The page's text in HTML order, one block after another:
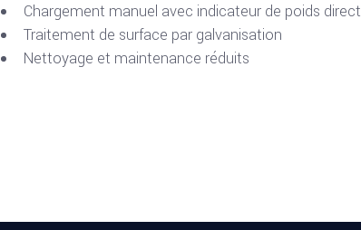
Chargement manuel avec indicateur de poids direct
Traitement de surface par galvanisation
Nettoyage et maintenance réduits